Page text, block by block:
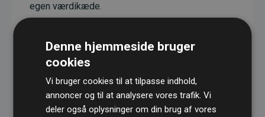
egen værdikæde.
reducerende effekt, som i gennemsnit svarer til
dobbelt så meget CO₂ som den estimerede
Alle projekter er verificeret gennem Gold
Standard– en international ordning, der sikrer høj
Denne hjemmeside bruger
cookies
Vi bruger cookies til at tilpasse indhold,
annoncer og til at analysere vores trafik. Vi
deler også oplysninger om din brug af vores